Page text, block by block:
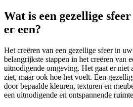
Wat is een gezellige
er een?
Het creëren van een gezellige sfeer in
belangrijkste stappen in het creëren van
uitnodigende omgeving. Het gaat er niet
ziet, maar ook hoe het voelt. Een
door bepaalde kleuren, texturen en
een uitnodigende en ontspannende